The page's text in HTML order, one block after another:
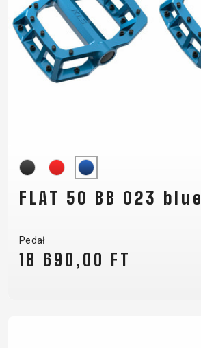
FLAT 50 BB 023 blue
Pedał
18 690,00 FT